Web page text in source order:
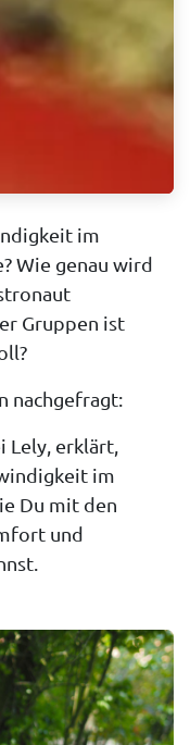
im
Wie genau wird
Gruppen ist
nachgefragt:
Lely, erklärt,
im
Du mit den
und